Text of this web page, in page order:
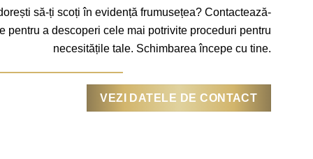
să-ți scoți în evidență frumusețea? Contactează-
pentru a descoperi cele mai potrivite proceduri pentru
necesitățile tale. Schimbarea începe cu tine.
VEZI DATELE DE CONTACT